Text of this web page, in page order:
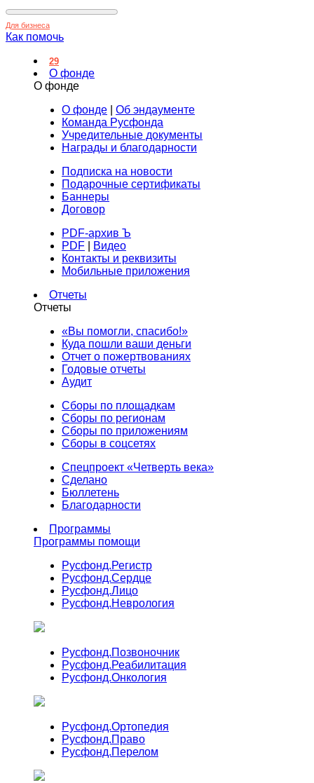
Для бизнеса
Как помочь
29
О фонде
О фонде
О фонде
Об эндаументе
Команда Русфонда
Учредительные документы
Награды и благодарности
Подписка на новости
Подарочные сертификаты
Баннеры
Договор
PDF-архив Ъ
PDF
Видео
Контакты и реквизиты
Мобильные приложения
Отчеты
Отчеты
«Вы помогли, спасибо!»
Куда пошли ваши деньги
Отчет о пожертвованиях
Годовые отчеты
Аудит
Сборы по площадкам
Сборы по регионам
Сборы по приложениям
Сборы в соцсетях
Спецпроект «Четверть века»
Сделано
Бюллетень
Благодарности
Программы
Программы помощи
Русфонд.Регистр
Русфонд.Сердце
Русфонд.Лицо
Русфонд.Неврология
Русфонд.Позвоночник
Русфонд.Реабилитация
Русфонд.Онкология
Русфонд.Ортопедия
Русфонд.Право
Русфонд.Перелом